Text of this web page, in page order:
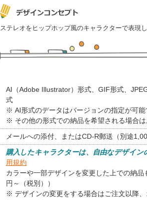
ステレオをヒップホップ風のキャラクターで表現
AI（Adobe Illustrator）形式、GIF形式、
式
※ AI形式のデータはバージョンの指定が可能
※ その他の形式での納品を希望される場合
メールへの添付、またはCD-R郵送（別途
購入したキャラクターは、自由なデザイン
用規約
カラーや一部デザインを変更した上での納
円～（税別））
※ デザインの変更をする場合はご注文以降